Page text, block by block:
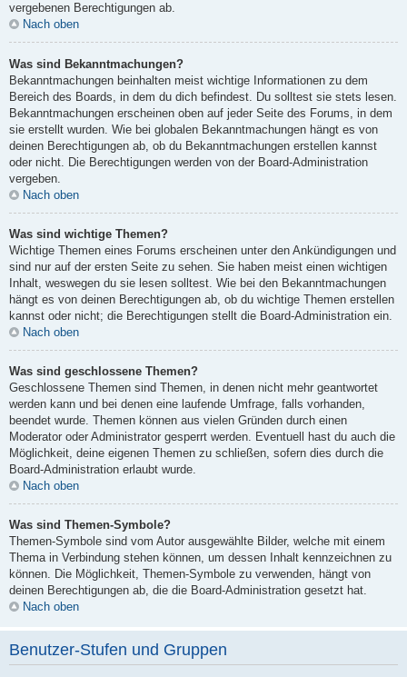
vergebenen Berechtigungen ab.
Nach oben
Was sind Bekanntmachungen?
Bekanntmachungen beinhalten meist wichtige Informationen zu dem
Bereich des Boards, in dem du dich befindest. Du solltest sie stets lesen.
Bekanntmachungen erscheinen oben auf jeder Seite des Forums, in dem
sie erstellt wurden. Wie bei globalen Bekanntmachungen hängt es von
deinen Berechtigungen ab, ob du Bekanntmachungen erstellen kannst
oder nicht. Die Berechtigungen werden von der Board-Administration
vergeben.
Nach oben
Was sind wichtige Themen?
Wichtige Themen eines Forums erscheinen unter den Ankündigungen und
sind nur auf der ersten Seite zu sehen. Sie haben meist einen wichtigen
Inhalt, weswegen du sie lesen solltest. Wie bei den Bekanntmachungen
hängt es von deinen Berechtigungen ab, ob du wichtige Themen erstellen
kannst oder nicht; die Berechtigungen stellt die Board-Administration ein.
Nach oben
Was sind geschlossene Themen?
Geschlossene Themen sind Themen, in denen nicht mehr geantwortet
werden kann und bei denen eine laufende Umfrage, falls vorhanden,
beendet wurde. Themen können aus vielen Gründen durch einen
Moderator oder Administrator gesperrt werden. Eventuell hast du auch die
Möglichkeit, deine eigenen Themen zu schließen, sofern dies durch die
Board-Administration erlaubt wurde.
Nach oben
Was sind Themen-Symbole?
Themen-Symbole sind vom Autor ausgewählte Bilder, welche mit einem
Thema in Verbindung stehen können, um dessen Inhalt kennzeichnen zu
können. Die Möglichkeit, Themen-Symbole zu verwenden, hängt von
deinen Berechtigungen ab, die die Board-Administration gesetzt hat.
Nach oben
Benutzer-Stufen und Gruppen